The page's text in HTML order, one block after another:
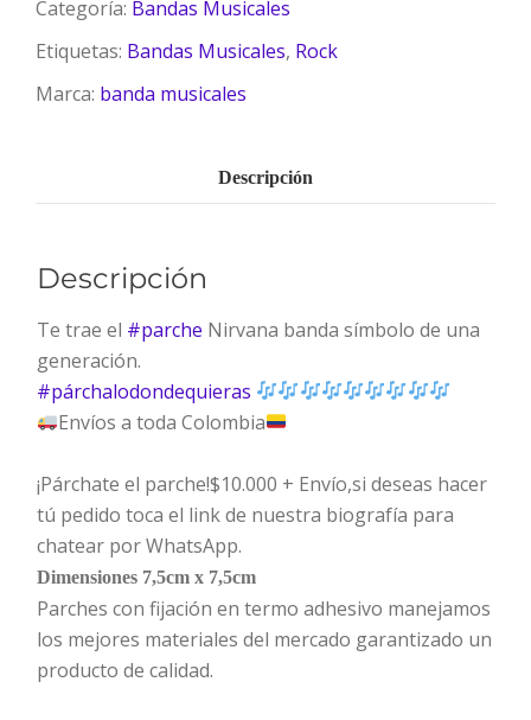
Categoría: Bandas Musicales
Etiquetas: Bandas Musicales, Rock
Marca: banda musicales
Descripción
Descripción
Te trae el #parche Nirvana banda símbolo de una
generación.
#párchalodondequieras
Envíos a toda Colombia
¡Párchate el parche!$10.000 + Envío,si deseas hacer
tú pedido toca el link de nuestra biografía para
chatear por WhatsApp.
Dimensiones 7,5cm x 7,5cm
Parches con fijación en termo adhesivo manejamos
los mejores materiales del mercado garantizado un
producto de calidad.